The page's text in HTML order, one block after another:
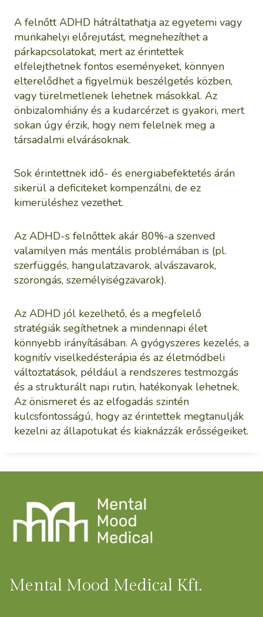
A felnőtt ADHD hátráltathatja az egyetemi vagy
munkahelyi előrejutást, megnehezíthet a
párkapcsolatokat, mert az érintettek
elfelejthetnek fontos eseményeket, könnyen
elterelődhet a figyelmük beszélgetés közben,
vagy türelmetlenek lehetnek másokkal. Az
önbizalomhiány és a kudarcérzet is gyakori, mert
sokan úgy érzik, hogy nem felelnek meg a
társadalmi elvárásoknak.
Sok érintettnek idő- és energiabefektetés árán
sikerül a deficiteket kompenzálni, de ez
kimerüléshez vezethet.
Az ADHD-s felnőttek akár 80%-a szenved
valamilyen más mentális problémában is (pl.
szerfüggés, hangulatzavarok, alvászavarok,
szorongás, személyiségzavarok).
Az ADHD jól kezelhető, és a megfelelő
stratégiák segíthetnek a mindennapi élet
könnyebb irányításában. A gyógyszeres kezelés, a
kognitív viselkedésterápia és az életmódbeli
változtatások, például a rendszeres testmozgás
és a strukturált napi rutin, hatékonyak lehetnek.
Az önismeret és az elfogadás szintén
kulcsfontosságú, hogy az érintettek megtanulják
kezelni az állapotukat és kiaknázzák erősségeiket.
Mental Mood Medical Kft.